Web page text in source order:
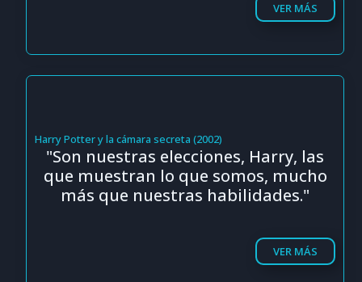
VER MÁS
Harry Potter y la cámara secreta (2002)
"Son nuestras elecciones, Harry, las
que muestran lo que somos, mucho
más que nuestras habilidades."
VER MÁS